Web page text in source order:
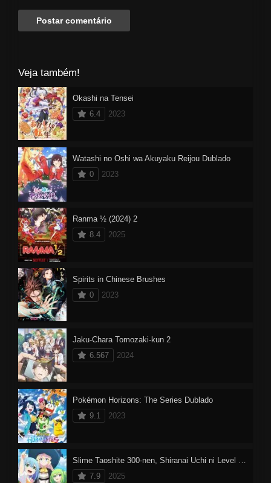
Veja também!
Okashi na Tensei
6.4
2023
Watashi no Oshi wa Akuyaku Reijou Dublado
0
2023
Ranma ½ (2024) 2
8.4
2025
Spirits in Chinese Brushes
0
2023
Jaku-Chara Tomozaki-kun 2
6.567
2024
Pokémon Horizons: The Series Dublado
9.1
2023
Slime Taoshite 300-nen, Shiranai Uchi ni Level Max ni Nattemashita: Sono Ni
7.9
2025